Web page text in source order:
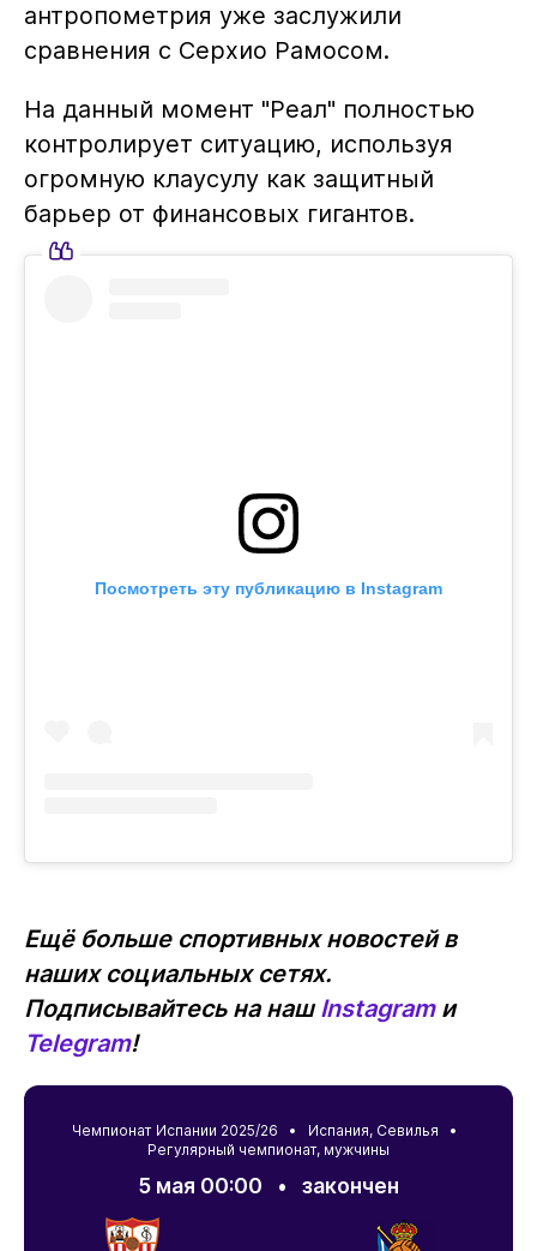
антропометрия уже заслужили
сравнения с Серхио Рамосом.
На данный момент "Реал" полностью
контролирует ситуацию, используя
огромную клаусулу как защитный
барьер от финансовых гигантов.
Посмотреть эту публикацию в Instagram
Ещё больше спортивных новостей в
наших социальных сетях.
Подписывайтесь на нашInstagramи
Telegram!
Чемпионат Испании 2025/26 • Испания, Севилья •
Регулярный чемпионат, мужчины
5 мая 00:00 • закончен